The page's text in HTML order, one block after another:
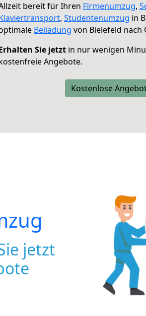
bereit für Ihren Firmenumzug,
, Studentenumzug in
Beiladung von Bielefeld nach
Sie jetzt in nur wenigen
Angebote.
Kostenlose
jetzt